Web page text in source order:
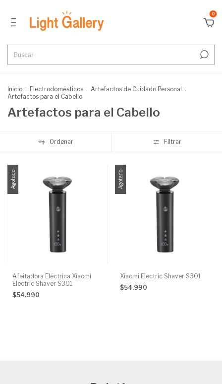
0
Inicio . Electrodomésticos . Artefactos de Cuidado Personal
.
Artefactos para el Cabello
Artefactos para el Cabello
Ordenar Filtrar
Agotado
Afeitadora Eléctrica Xiaomi
Electric Shaver S301
$54.990
Agotado
Xiaomi Electric Shaver S301
$54.990